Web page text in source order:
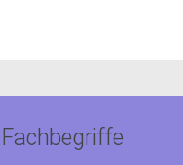
Fachbegriffe